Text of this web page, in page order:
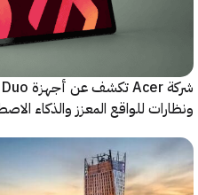
للواقع المعزز والذكاء الاصطناعي